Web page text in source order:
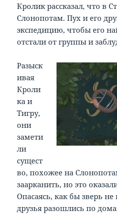
Кролик рассказал, что в
Слонопотам. Пух и его
экспедицию, чтобы его
отстали от группы и
Разыск
ивая
Кроли
ка и
Тигру,
они
замети
ли
сущест
во, похожее на
заарканить, но это
Опасаясь, как бы зверь
друзья разошлись по